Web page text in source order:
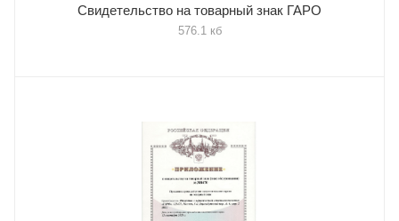
Свидетельство на товарный знак ГАРО
576.1 кб